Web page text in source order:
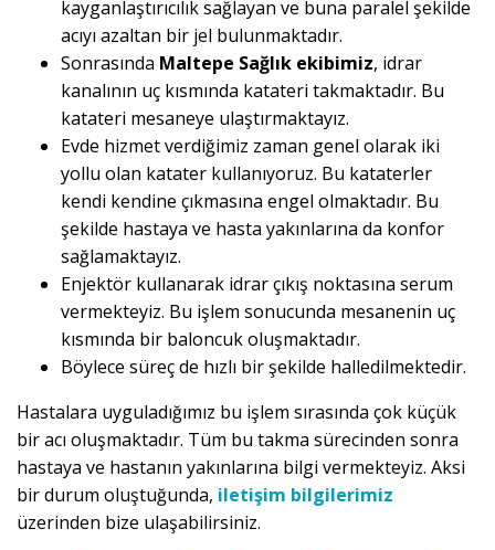
kayganlaştırıcılık sağlayan ve buna paralel şekilde
acıyı azaltan bir jel bulunmaktadır.
Sonrasında Maltepe Sağlık ekibimiz, idrar
kanalının uç kısmında katateri takmaktadır. Bu
katateri mesaneye ulaştırmaktayız.
Evde hizmet verdiğimiz zaman genel olarak iki
yollu olan katater kullanıyoruz. Bu kataterler
kendi kendine çıkmasına engel olmaktadır. Bu
şekilde hastaya ve hasta yakınlarına da konfor
sağlamaktayız.
Enjektör kullanarak idrar çıkış noktasına serum
vermekteyiz. Bu işlem sonucunda mesanenin uç
kısmında bir baloncuk oluşmaktadır.
Böylece süreç de hızlı bir şekilde halledilmektedir.
Hastalara uyguladığımız bu işlem sırasında çok küçük
bir acı oluşmaktadır. Tüm bu takma sürecinden sonra
hastaya ve hastanın yakınlarına bilgi vermekteyiz. Aksi
bir durum oluştuğunda, iletişim bilgilerimiz
üzerinden bize ulaşabilirsiniz.